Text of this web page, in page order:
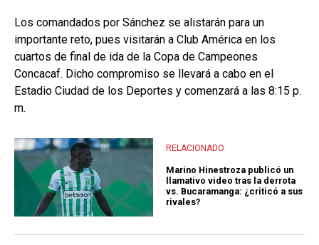
Los comandados por Sánchez se alistarán para un
importante reto, pues visitarán a Club América en los
cuartos de final de ida de la Copa de Campeones
Concacaf. Dicho compromiso se llevará a cabo en el
Estadio Ciudad de los Deportes y comenzará a las 8:15 p.
m.
RELACIONADO
Marino Hinestroza publicó un
llamativo video tras la derrota
vs. Bucaramanga: ¿criticó a sus
rivales?